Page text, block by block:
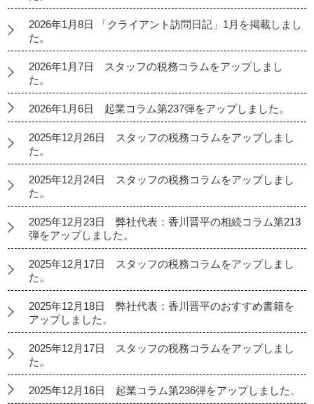
2026年1月8日 「クライアント訪問日記」1月を掲載しまし
た。
2026年1月7日 スタッフの税務コラムをアップしまし
た。
2026年1月6日 起業コラム第237弾をアップしました。
2025年12月26日 スタッフの税務コラムをアップしまし
た。
2025年12月24日 スタッフの税務コラムをアップしまし
た。
2025年12月23日 弊社代表：香川晋平の相続コラム第213
弾をアップしました。
2025年12月17日 スタッフの税務コラムをアップしまし
た。
2025年12月18日 弊社代表：香川晋平のおすすめ書籍を
アップしました。
2025年12月17日 スタッフの税務コラムをアップしまし
た。
2025年12月16日 起業コラム第236弾をアップしました。